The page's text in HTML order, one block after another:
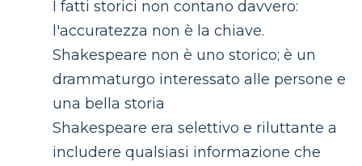
I fatti storici non contano davvero:
l'accuratezza non è la chiave.
Shakespeare non è uno storico; è un
drammaturgo interessato alle persone e
una bella storia
Shakespeare era selettivo e riluttante a
includere qualsiasi informazione che